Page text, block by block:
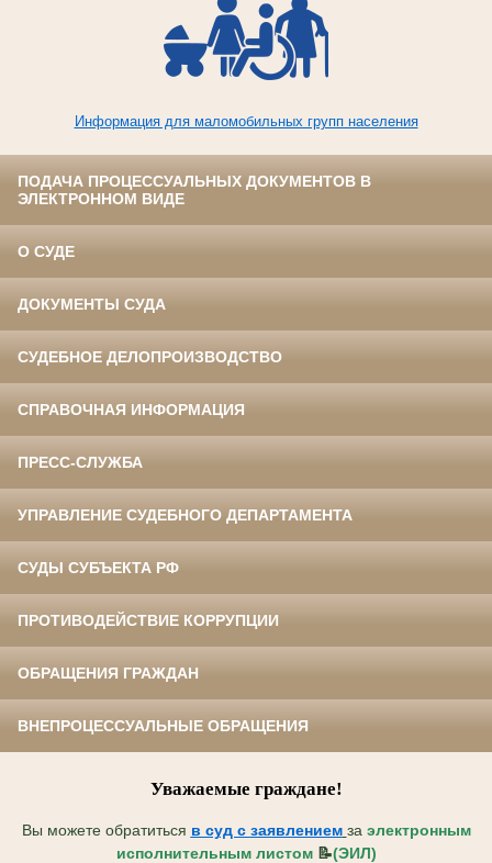
Информация для маломобильных групп населения
ПОДАЧА ПРОЦЕССУАЛЬНЫХ ДОКУМЕНТОВ В
ЭЛЕКТРОННОМ ВИДЕ
О СУДЕ
ДОКУМЕНТЫ СУДА
СУДЕБНОЕ ДЕЛОПРОИЗВОДСТВО
СПРАВОЧНАЯ ИНФОРМАЦИЯ
ПРЕСС-СЛУЖБА
УПРАВЛЕНИЕ СУДЕБНОГО ДЕПАРТАМЕНТА
СУДЫ СУБЪЕКТА РФ
ПРОТИВОДЕЙСТВИЕ КОРРУПЦИИ
ОБРАЩЕНИЯ ГРАЖДАН
ВНЕПРОЦЕССУАЛЬНЫЕ ОБРАЩЕНИЯ
Уважаемые граждане!
Вы можете обратиться в суд с заявлением за электронным
исполнительным листом 📝(ЭИЛ)